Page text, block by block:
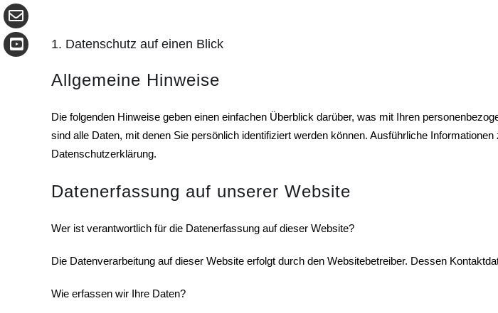
1. Datenschutz auf einen Blick
Allgemeine Hinweise
Die folgenden Hinweise geben einen einfachen Überblick darüber, was mit Ihren
sind alle Daten, mit denen Sie persönlich identifiziert werden können. Ausführliche
Datenschutzerklärung.
Datenerfassung auf unserer Website
Wer ist verantwortlich für die Datenerfassung auf dieser Website?
Die Datenverarbeitung auf dieser Website erfolgt durch den Websitebetreiber. Dessen
Wie erfassen wir Ihre Daten?